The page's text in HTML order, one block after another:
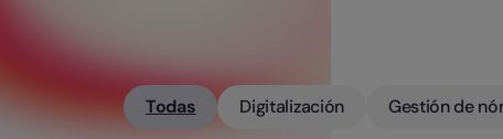
Todas Digitalización Gestión de